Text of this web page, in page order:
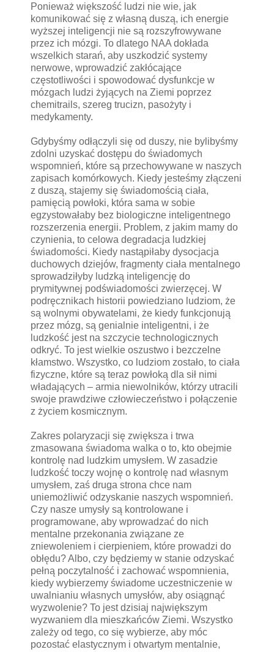
Ponieważ większość ludzi nie wie, jak
komunikować się z własną duszą, ich energie
wyższej inteligencji nie są rozszyfrowywane
przez ich mózgi. To dlatego NAA dokłada
wszelkich starań, aby uszkodzić systemy
nerwowe, wprowadzić zakłócające
częstotliwości i spowodować dysfunkcje w
mózgach ludzi żyjących na Ziemi poprzez
chemitrails, szereg trucizn, pasożyty i
medykamenty.
Gdybyśmy odłączyli się od duszy, nie bylibyśmy
zdolni uzyskać dostępu do świadomych
wspomnień, które są przechowywane w naszych
zapisach komórkowych. Kiedy jesteśmy złączeni
z duszą, stajemy się świadomością ciała,
pamięcią powłoki, która sama w sobie
egzystowałaby bez biologiczne inteligentnego
rozszerzenia energii. Problem, z jakim mamy do
czynienia, to celowa degradacja ludzkiej
świadomości. Kiedy nastąpiłaby dysocjacja
duchowych dziejów, fragmenty ciała mentalnego
sprowadziłyby ludzką inteligencję do
prymitywnej podświadomości zwierzęcej. W
podręcznikach historii powiedziano ludziom, że
są wolnymi obywatelami, że kiedy funkcjonują
przez mózg, są genialnie inteligentni, i że
ludzkość jest na szczycie technologicznych
odkryć. To jest wielkie oszustwo i bezczelne
kłamstwo. Wszystko, co ludziom zostało, to ciała
fizyczne, które są teraz powłoką dla sił nimi
władających – armia niewolników, którzy utracili
swoje prawdziwe człowieczeństwo i połączenie
z życiem kosmicznym.
Zakres polaryzacji się zwiększa i trwa
zmasowana świadoma walka o to, kto obejmie
kontrolę nad ludzkim umysłem. W zasadzie
ludzkość toczy wojnę o kontrolę nad własnym
umysłem, zaś druga strona chce nam
uniemożliwić odzyskanie naszych wspomnień.
Czy nasze umysły są kontrolowane i
programowane, aby wprowadzać do nich
mentalne przekonania związane ze
zniewoleniem i cierpieniem, które prowadzi do
obłędu? Albo, czy będziemy w stanie odzyskać
pełną poczytalność i zachować wspomnienia,
kiedy wybierzemy świadome uczestniczenie w
uwalnianiu własnych umysłów, aby osiągnąć
wyzwolenie? To jest dzisiaj największym
wyzwaniem dla mieszkańców Ziemi. Wszystko
zależy od tego, co się wybierze, aby móc
pozostać elastycznym i otwartym mentalnie,